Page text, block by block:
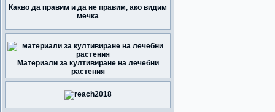
Какво да правим и да не правим, ако видим
мечка
Материали за култивиране на лечебни
растения